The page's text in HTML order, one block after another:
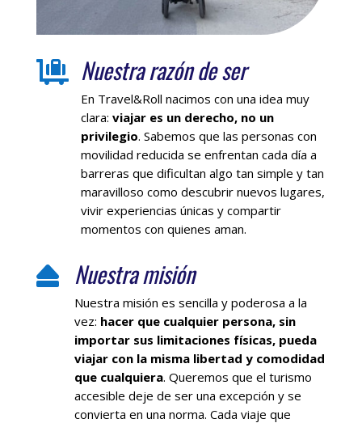
 Nuestra razón de ser
En Travel&Roll nacimos con una idea muy
clara: viajar es un derecho, no un
privilegio. Sabemos que las personas con
movilidad reducida se enfrentan cada día a
barreras que dificultan algo tan simple y tan
maravilloso como descubrir nuevos lugares,
vivir experiencias únicas y compartir
momentos con quienes aman.
 Nuestra misión
Nuestra misión es sencilla y poderosa a la
vez: hacer que cualquier persona, sin
importar sus limitaciones físicas, pueda
viajar con la misma libertad y comodidad
que cualquiera. Queremos que el turismo
accesible deje de ser una excepción y se
convierta en una norma. Cada viaje que